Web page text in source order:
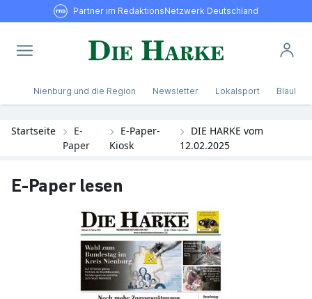
Partner im RedaktionsNetzwerk Deutschland
Nienburg und die Region Newsletter Lokalsport Blaulicht
Startseite
E-
Paper
E-Paper-
Kiosk
DIE HARKE vom
12.02.2025
E-Paper lesen